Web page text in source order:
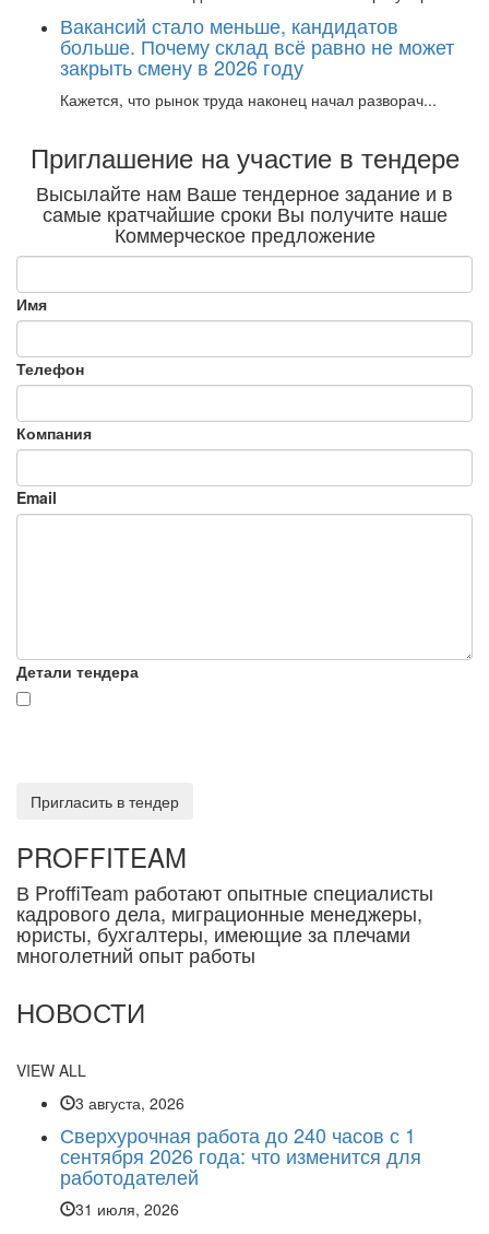
Вакансий стало меньше, кандидатов
больше. Почему склад всё равно не может
закрыть смену в 2026 году
Кажется, что рынок труда наконец начал разворач...
Приглашение на участие в тендере
Высылайте нам Ваше тендерное задание и в
самые кратчайшие сроки Вы получите наше
Коммерческое предложение
Имя
Телефон
Компания
Email
Детали тендера
Пригласить в тендер
PROFFITEAM
В ProffiTeam работают опытные специалисты
кадрового дела, миграционные менеджеры,
юристы, бухгалтеры, имеющие за плечами
многолетний опыт работы
НОВОСТИ
VIEW ALL
3 августа, 2026
Сверхурочная работа до 240 часов с 1
сентября 2026 года: что изменится для
работодателей
31 июля, 2026